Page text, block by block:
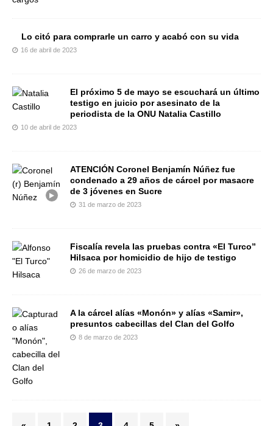
Lo citó para comprarle un carro y acabó con su vida
16 de abril de 2023
El próximo 5 de mayo se escuchará un último
testigo en juicio por asesinato de la
periodista de la ONU Natalia Castillo
10 de abril de 2023
ATENCIÓN Coronel Benjamín Núñez fue
condenado a 29 años de cárcel por masacre
de 3 jóvenes en Sucre
31 de marzo de 2023
Fiscalía revela las pruebas contra «El Turco”
Hilsaca por homicidio de hijo de testigo
26 de marzo de 2023
A la cárcel alías «Monón» y alías «Samir»,
presuntos cabecillas del Clan del Golfo
8 de marzo de 2023